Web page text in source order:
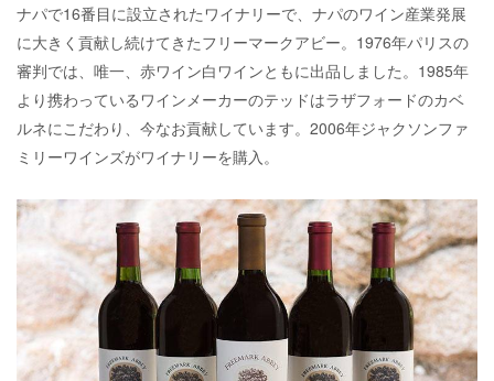
ナパで16番目に設立されたワイナリーで、ナパのワイン産業発展
に大きく貢献し続けてきたフリーマークアビー。1976年パリスの
審判では、唯一、赤ワイン白ワインともに出品しました。1985年
より携わっているワインメーカーのテッドはラザフォードのカベ
ルネにこだわり、今なお貢献しています。2006年ジャクソンファ
ミリーワインズがワイナリーを購入。